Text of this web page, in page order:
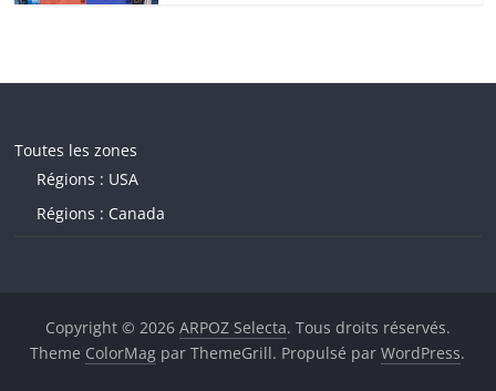
Toutes les zones
Régions : USA
Régions : Canada
Copyright © 2026 ARPOZ Selecta. Tous droits réservés.
Theme ColorMag par ThemeGrill. Propulsé parWordPress.